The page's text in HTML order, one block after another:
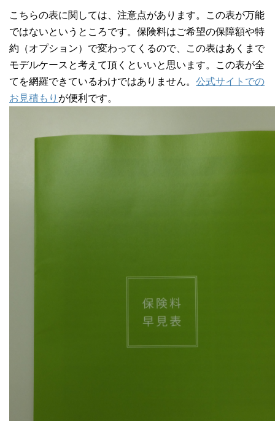
こちらの表に関しては、注意点があります。この表が万能
ではないというところです。保険料はご希望の保障額や特
約（オプション）で変わってくるので、この表はあくまで
モデルケースと考えて頂くといいと思います。この表が全
てを網羅できているわけではありません。 公式サイトでの
お見積もり が便利です。